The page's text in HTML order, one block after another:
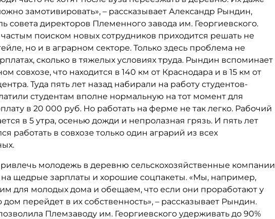
замотивировать», – рассказывает Александр Рындин,
совета директоров Племенного завода им. Георгиевского.
поиском новых сотрудников приходится решать не
но и в аграрном секторе. Только здесь проблема не
сколько в тяжелых условиях труда. Рындин вспоминает
совхозе, что находится в 140 км от Краснодара и в 15 км от
Туда пять лет назад набирали на работу студентов-
студентам вполне нормальную на тот момент для
в 20 000 руб. Но работать на ферме не так легко. Рабочий
в 5 утра, осенью дожди и непролазная грязь. И пять лет
работать в совхозе только один аграрий из всех
молодежь в деревню сельскохозяйственные компании
на щедрые зарплаты и хорошие соцпакеты. «Мы, например,
для молодых дома и обещаем, что если они проработают у
дом перейдет в их собственность», – рассказывает Рындин.
Племзаводу им. Георгиевского удерживать до 90%